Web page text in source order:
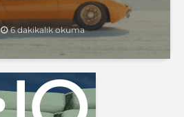
6 dakikalık okuma